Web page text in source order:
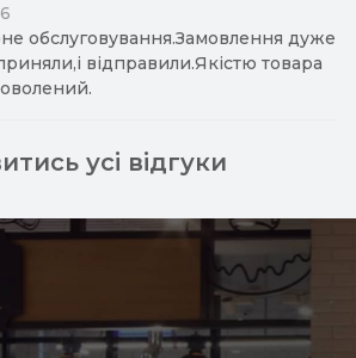
обслуговування.Замовлення дуже
відправили.Якістю товара
усі відгуки